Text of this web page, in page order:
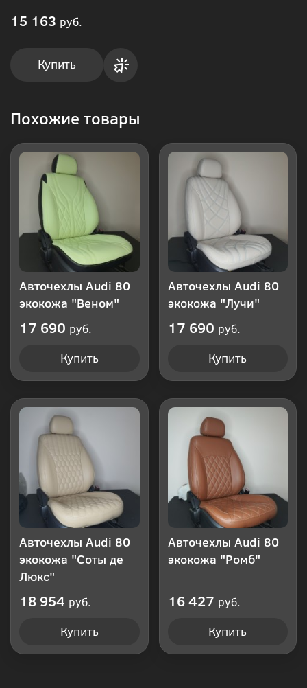
15 163 руб.
Купить
Похожие товары
Авточехлы Audi 80
экокожа "Веном"
17 690 руб.
Купить
Авточехлы Audi 80
экокожа "Лучи"
17 690 руб.
Купить
Авточехлы Audi 80
экокожа "Соты де
Люкс"
18 954 руб.
Купить
Авточехлы Audi 80
экокожа "Ромб"
16 427 руб.
Купить